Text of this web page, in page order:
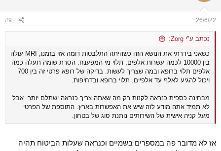
26/6/22
#9
נכתב ע"י Zorg:
כשאני ביררתי את הנושא הזה כשהיתה התלבטות דומה אזי בזמנו, MRI עולה
בין 10000 לכמה עשרות אלפים, תלוי מי המפענח. הסרת שומה תעלה כמה
אלפים תלוי ברופא ובמה שצריך לעשות. בדיקה של רופא פרטי זה בין 700
ויכול להגיע לאלף עד אלפיים. תלוי ברופא ובדחיפות.
מבחינה כספית כנראה לקנות רק מה שאתה צריך כנראה ישתלם יותר. אבל
לא תמיד אתה מודע לזה שיש את האפשרות בארץ. התוספת של הפרטי
מעל קניה אישית של השירותים נותנת סוג של בטחון.
אז לא מדובר פה במספרים בשמיים וכנראה שעלות הביטוח תהיה